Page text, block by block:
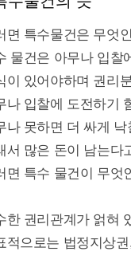
면 특수물건은 무엇
물건은 아무나 입찰
이 있어야하며 권리
나 입찰에 도전하기
나 못하면 더 싸게
서 많은 돈이 남는다
면 특수 물건이 무엇
한 권리관계가 얽혀
적으로는 법정지상